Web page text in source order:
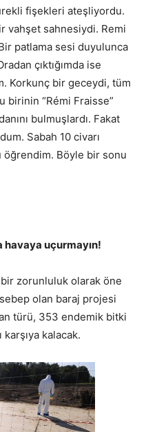
fişekleri ateşliyordu.
vahşet sahnesiydi. Remi
patlama sesi duyulunca
çıktığımda ise
Korkunç bir geceydi, tüm
birinin “Rémi Fraisse”
bulmuşlardı. Fakat
Sabah 10 civarı
öğrendim. Böyle bir sonu
havaya uçurmayın!
zorunluluk olarak öne
olan baraj projesi
türü, 353 endemik bitki
kalacak.